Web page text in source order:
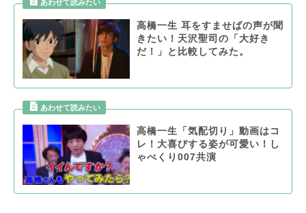
高橋一生 耳をすませばの声が聞
きたい！天沢聖司の「大好き
だ！」と比較してみた。
高橋一生「気配切り」動画はコ
レ！大喜びする姿が可愛い！し
ゃべくり007共演